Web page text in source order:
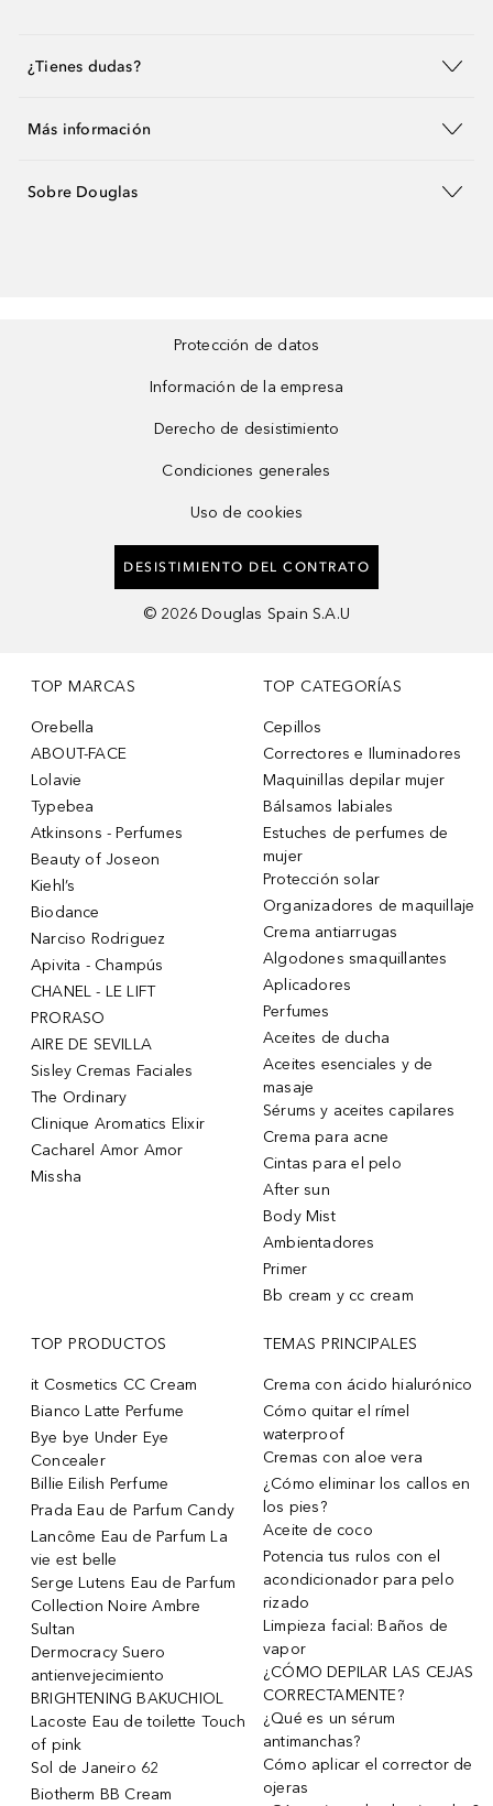
¿Tienes dudas?
Más información
Sobre Douglas
Protección de datos
Información de la empresa
Derecho de desistimiento
Condiciones generales
Uso de cookies
DESISTIMIENTO DEL CONTRATO
© 2026 Douglas Spain S.A.U
TOP MARCAS
Orebella
ABOUT-FACE
Lolavie
Typebea
Atkinsons - Perfumes
Beauty of Joseon
Kiehl’s
Biodance
Narciso Rodriguez
Apivita - Champús
CHANEL - LE LIFT
PRORASO
AIRE DE SEVILLA
Sisley Cremas Faciales
The Ordinary
Clinique Aromatics Elixir
Cacharel Amor Amor
Missha
TOP CATEGORÍAS
Cepillos
Correctores e Iluminadores
Maquinillas depilar mujer
Bálsamos labiales
Estuches de perfumes de
mujer
Protección solar
Organizadores de maquillaje
Crema antiarrugas
Algodones smaquillantes
Aplicadores
Perfumes
Aceites de ducha
Aceites esenciales y de
masaje
Sérums y aceites capilares
Crema para acne
Cintas para el pelo
After sun
Body Mist
Ambientadores
Primer
Bb cream y cc cream
TOP PRODUCTOS
it Cosmetics CC Cream
Bianco Latte Perfume
Bye bye Under Eye
Concealer
Billie Eilish Perfume
Prada Eau de Parfum Candy
Lancôme Eau de Parfum La
vie est belle
Serge Lutens Eau de Parfum
Collection Noire Ambre
Sultan
Dermocracy Suero
antienvejecimiento
BRIGHTENING BAKUCHIOL
Lacoste Eau de toilette Touch
of pink
Sol de Janeiro 62
Biotherm BB Cream
TEMAS PRINCIPALES
Crema con ácido hialurónico
Cómo quitar el rímel
waterproof
Cremas con aloe vera
¿Cómo eliminar los callos en
los pies?
Aceite de coco
Potencia tus rulos con el
acondicionador para pelo
rizado
Limpieza facial: Baños de
vapor
¿CÓMO DEPILAR LAS CEJAS
CORRECTAMENTE?
¿Qué es un sérum
antimanchas?
Cómo aplicar el corrector de
ojeras